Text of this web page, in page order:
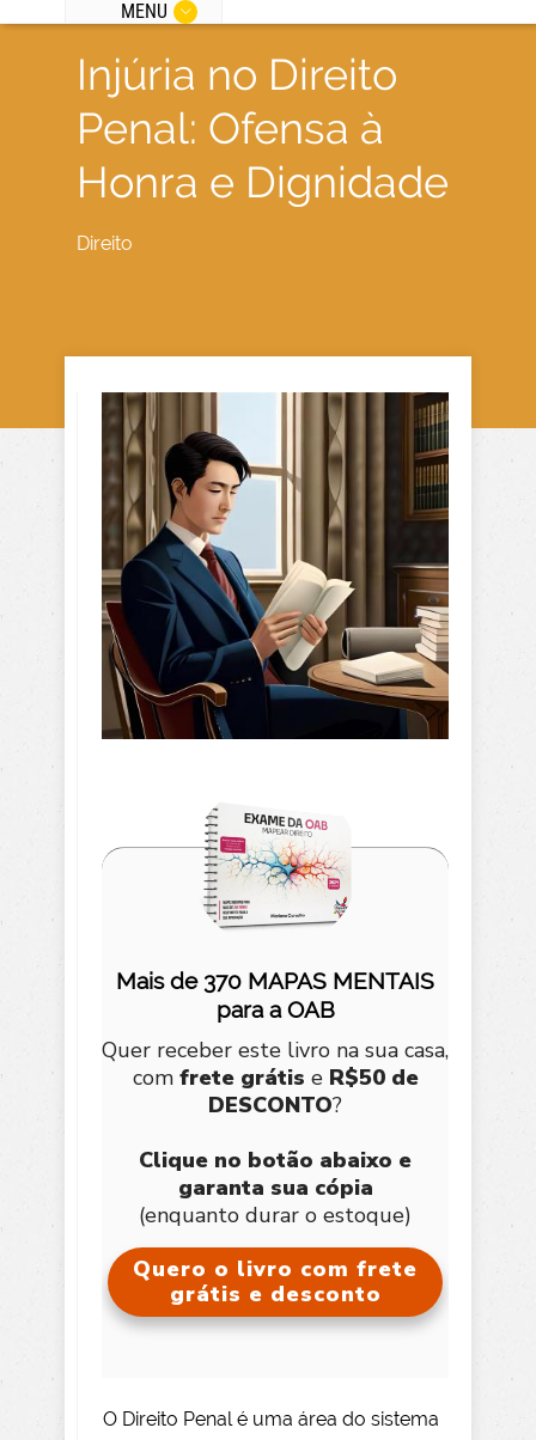
MENU
Injúria no Direito
Penal: Ofensa à
Honra e Dignidade
Direito
Mais de 370 MAPAS MENTAIS
para a OAB
Quer receber este livro na sua casa,
com frete grátis e R$50 de
DESCONTO?
Clique no botão abaixo e
garanta sua cópia
(enquanto durar o estoque)
Quero o livro com frete
grátis e desconto
O Direito Penal é uma área do sistema